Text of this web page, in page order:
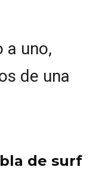
a uno,
de una
de surf